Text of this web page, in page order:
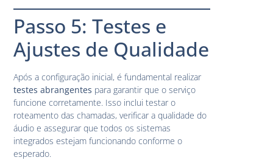
Passo 5: Testes e
Ajustes de Qualidade
Após a configuração inicial, é fundamental realizar
testes abrangentes para garantir que o serviço
funcione corretamente. Isso inclui testar o
roteamento das chamadas, verificar a qualidade do
áudio e assegurar que todos os sistemas
integrados estejam funcionando conforme o
esperado.